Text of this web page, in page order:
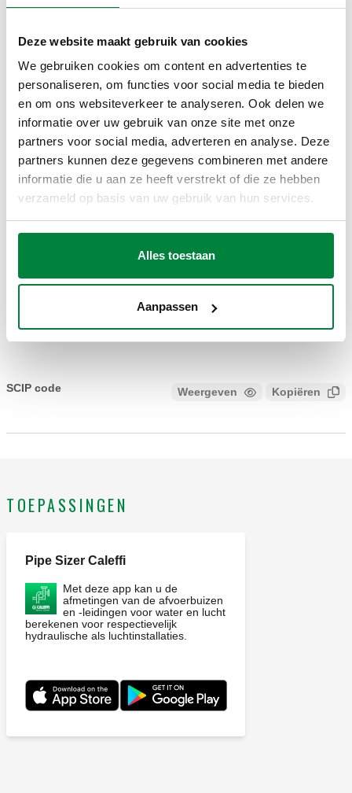
Deze website maakt gebruik van cookies
We gebruiken cookies om content en advertenties te
personaliseren, om functies voor social media te bieden
en om ons websiteverkeer te analyseren. Ook delen we
informatie over uw gebruik van onze site met onze
partners voor social media, adverteren en analyse. Deze
partners kunnen deze gegevens combineren met andere
informatie die u aan ze heeft verstrekt of die ze hebben
verzameld op basis van uw gebruik van hun services.
Alles toestaan
Aanpassen
636024
2D-tekeningen
3D-modellen
Bestektekst Weergeven Kopiëren
636060 en 636080. Temperatuurbereik omgeving: -10–55
SCIP code Weergeven Kopiëren
TOEPASSINGEN
Pipe Sizer Caleffi
Met deze app kan u de
afmetingen van de afvoerbuizen
en -leidingen voor water en lucht
berekenen voor respectievelijk
hydraulische als luchtinstallaties.